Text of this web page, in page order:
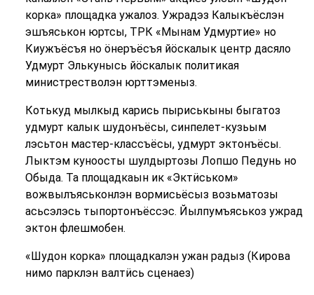
корка» площадка ужалоз. Ужрадэз Калыкъёслэн
эшъяськон юртсы, ТРК «Мынам Удмуртие» но
Киужъёсъя но ӧнеръёсъя йӧскалык центр дасяло
Удмурт Элькунысь йӧскалык политикая
министрестволэн юрттэменыз.
Котькуд мылкыд карись пыриськыны быгатоз
удмурт калык шудонъёсы, синпелет-кузьым
лэсьтон мастер-классъёсы, удмурт эктонъёсы.
Лыктэм куноосты шулдыртозы Лопшо Педунь но
Обыда. Та площадкаын ик «Эктӥськом»
вожвылъяськонлэн вормисьёсыз возьматозы
асьсэлэсь тыпортонъёссэс. Йылпумъяськоз ужрад
эктон флешмобен.
«Шудон корка» площадкалэн ужан радыз (Кирова
нимо парклэн валтӥсь сценаез)